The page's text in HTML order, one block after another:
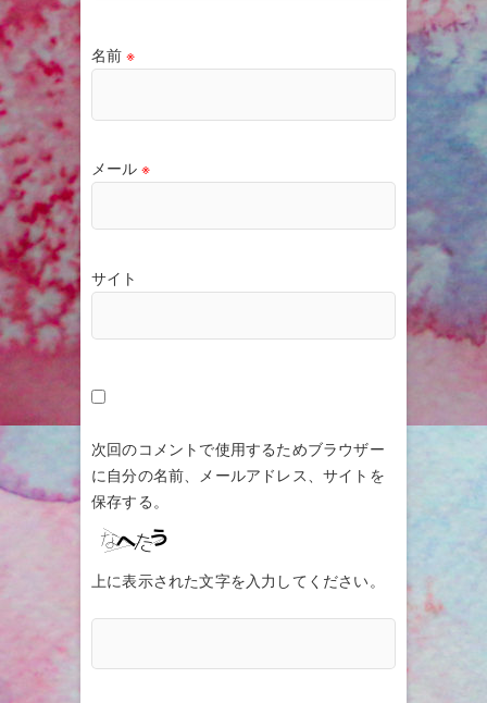
名前 ※
メール ※
サイト
次回のコメントで使用するためブラウザー
に自分の名前、メールアドレス、サイトを
保存する。
上に表示された文字を入力してください。